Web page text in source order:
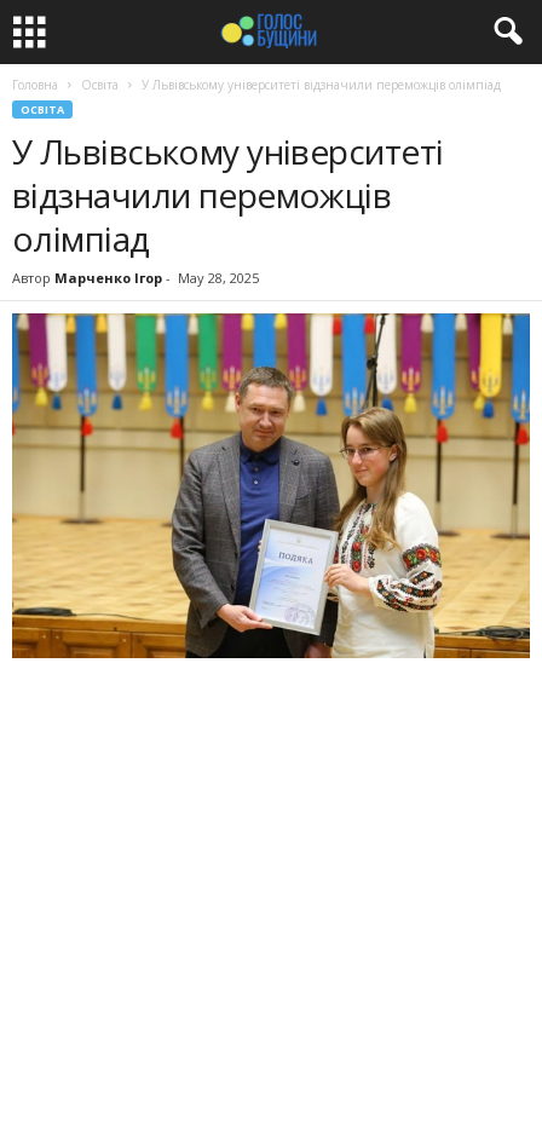
Головна Освіта У Львівському університеті відзначили переможців олімпіад
ОСВІТА
У Львівському університеті
відзначили переможців
олімпіад
Автор Марченко Ігор - May 28, 2025